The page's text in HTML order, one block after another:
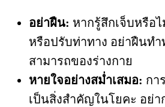
อย่าฝืน: หากรู้สึกเจ็บหรือ
หรือปรับท่าทาง อย่าฝืนทำ
สามารถของร่างกาย
หายใจอย่างสม่ำเสมอ: กา
เป็นสิ่งสำคัญในโยคะ อย่า